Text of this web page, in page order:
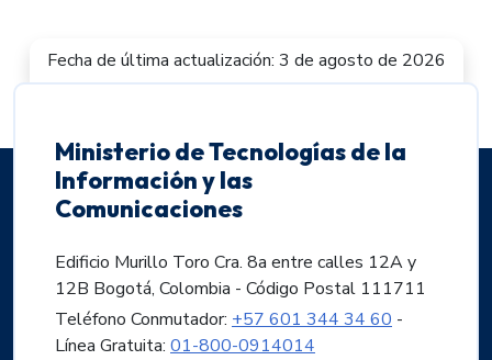
Fecha de última actualización: 3 de agosto de 2026
Ministerio de Tecnologías de la
Información y las
Comunicaciones
Edificio Murillo Toro Cra. 8a entre calles 12A y
12B Bogotá, Colombia - Código Postal 111711
Teléfono Conmutador: +57 601 344 34 60 -
Línea Gratuita: 01-800-0914014